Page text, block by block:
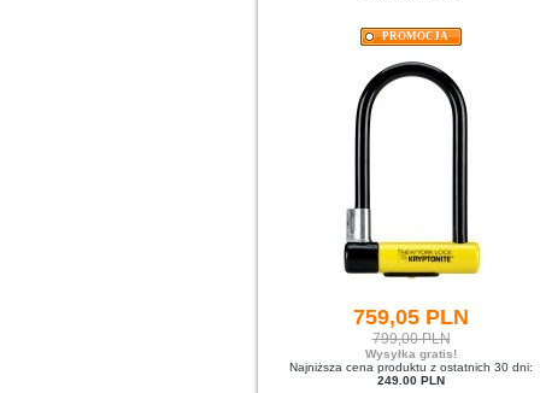
PROMOCJA
759,05 PLN
799,00 PLN
Wysyłka gratis!
Najniższa cena produktu z ostatnich 30 dni:
249.00 PLN